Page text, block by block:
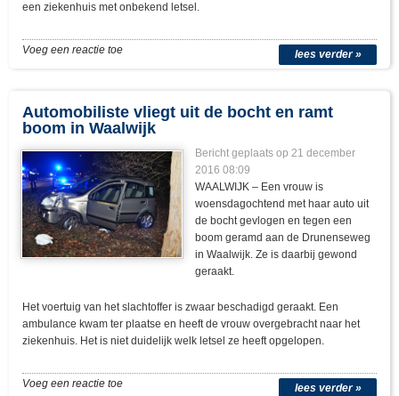
een ziekenhuis met onbekend letsel.
lees verder »
Voeg een reactie toe
Automobiliste vliegt uit de bocht en ramt
boom in Waalwijk
Bericht geplaats op 21 december
2016 08:09
WAALWIJK – Een vrouw is
woensdagochtend met haar auto uit
de bocht gevlogen en tegen een
boom geramd aan de Drunenseweg
in Waalwijk. Ze is daarbij gewond
geraakt.
Het voertuig van het slachtoffer is zwaar beschadigd geraakt. Een
ambulance kwam ter plaatse en heeft de vrouw overgebracht naar het
ziekenhuis. Het is niet duidelijk welk letsel ze heeft opgelopen.
lees verder »
Voeg een reactie toe